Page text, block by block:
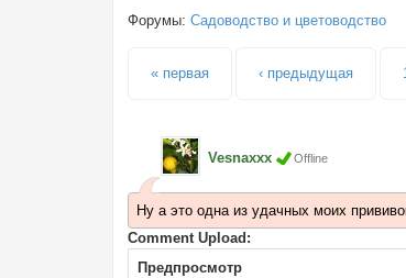
Форумы: Садоводство и цветоводство
Страницы
« первая ‹ предыдущая
Vesnaxxx Offline
Ну а это одна из удачных моих
Comment Upload:
Предпросмотр